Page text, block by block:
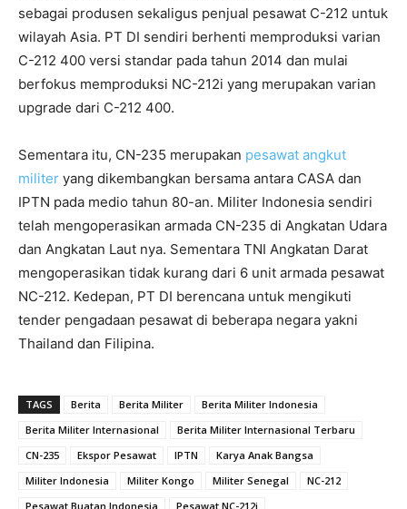
sebagai produsen sekaligus penjual pesawat C-212 untuk
wilayah Asia. PT DI sendiri berhenti memproduksi varian
C-212 400 versi standar pada tahun 2014 dan mulai
berfokus memproduksi NC-212i yang merupakan varian
upgrade dari C-212 400.
Sementara itu, CN-235 merupakan pesawat angkut
militer yang dikembangkan bersama antara CASA dan
IPTN pada medio tahun 80-an. Militer Indonesia sendiri
telah mengoperasikan armada CN-235 di Angkatan Udara
dan Angkatan Laut nya. Sementara TNI Angkatan Darat
mengoperasikan tidak kurang dari 6 unit armada pesawat
NC-212. Kedepan, PT DI berencana untuk mengikuti
tender pengadaan pesawat di beberapa negara yakni
Thailand dan Filipina.
TAGS Berita Berita Militer
Berita Militer Indonesia
Berita Militer Internasional
Berita Militer Internasional Terbaru
CN-235
Ekspor Pesawat IPTN
Karya Anak Bangsa
Militer Indonesia
Militer Kongo Militer Senegal
NC-212
Pesawat Buatan Indonesia
Pesawat NC-212i